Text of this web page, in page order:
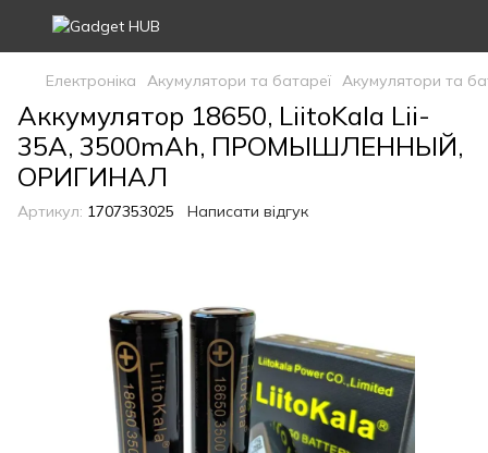
Електроніка Акумулятори та батареї Акумулятори та
Аккумулятор 18650, LiitoKala Lii-
35A, 3500mAh, ПРОМЫШЛЕННЫЙ,
ОРИГИНАЛ
Артикул: 1707353025 Написати відгук